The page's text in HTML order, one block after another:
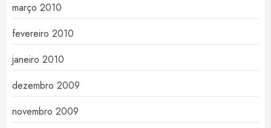
março 2010
fevereiro 2010
janeiro 2010
dezembro 2009
novembro 2009